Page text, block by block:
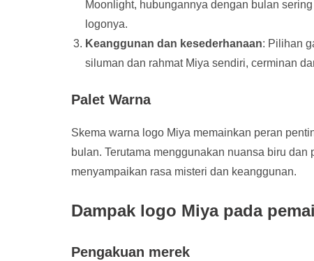
Moonlight, hubungannya dengan bulan
logonya.
Keanggunan dan kesederhanaan: Pilihan
siluman dan rahmat Miya sendiri, cerminan
Palet Warna
Skema warna logo Miya memainkan peran
bulan. Terutama menggunakan nuansa biru
menyampaikan rasa misteri dan keanggunan.
Dampak logo Miya pada
Pengakuan merek